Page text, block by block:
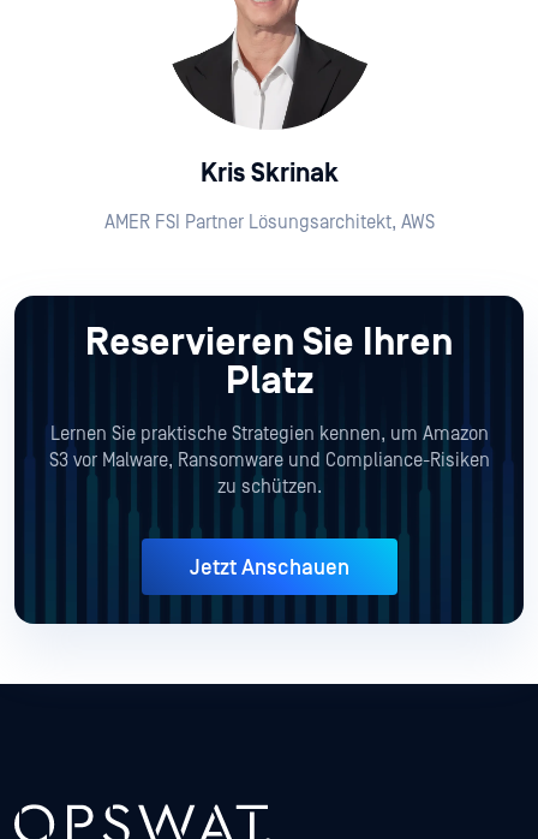
Kris Skrinak
AMER FSI Partner Lösungsarchitekt, AWS
Reservieren Sie Ihren
Platz
Lernen Sie praktische Strategien kennen, um Amazon
S3 vor Malware, Ransomware und Compliance-Risiken
zu schützen.
Jetzt Anschauen